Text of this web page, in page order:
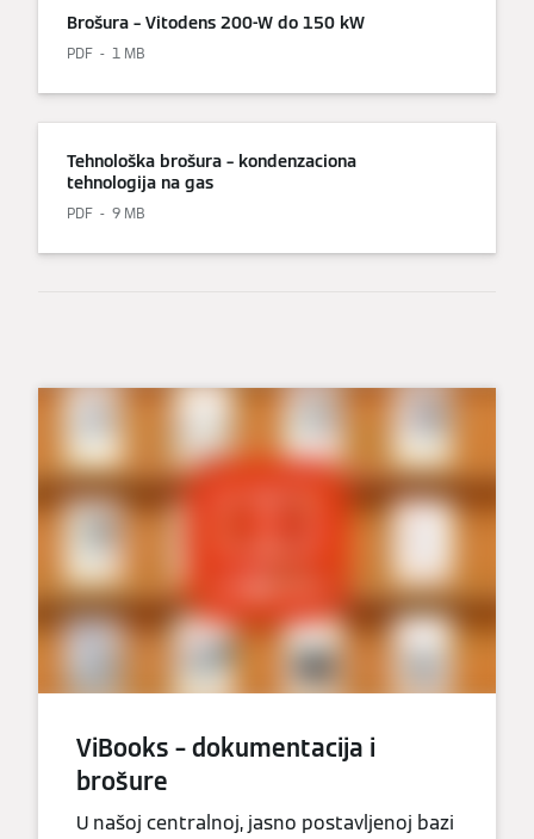
Brošura – Vitodens 200-W do 150 kW
PDF 1 MB
Tehnološka brošura – kondenzaciona
tehnologija na gas
PDF 9 MB
ViBooks – dokumentacija i
brošure
U našoj centralnoj, jasno postavljenoj bazi